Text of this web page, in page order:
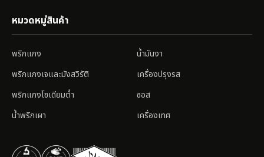
หมวดหมู่สินค้า
พริกแกง
พริกแกงเจและมังสวิรัติ
พริกแกงโซเดียมต่ำ
น้ำพริกเผา
น้ำมันงา
เครื่องปรุงรส
ซอส
เครื่องเทศ